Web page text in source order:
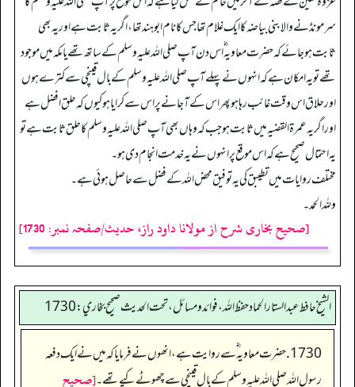
سر مونڈنے والا بنی بیاضہ کا ایک غلام تھا جس کا نام ابو ہند تھا، اگر یہ ثابت ہے اور یہ بھی
ثابت ہو جائے کہ حضرت معاویہ ؓ اس دن آپ صلی اللہ علیہ وسلم کے ساتھ تھے یا مکہ میں موجود
تھے تو یہ امکان ہے کہ انہوں نے پہلے آپ صلی اللہ علیہ وسلم کے بال قینچی سے کترے ہوں
اور حلاق اس وقت غائب رہاہو پھر اس کے آجانے پر اس سے کرایا ہو کیوں کہ حلق افضل ہے
اور اگر یہ عمرۃ القضیہ میں ثابت ہو جب کہ وہاں بھی آپ صلی اللہ علیہ وسلم کا حلق ثابت ہے تو
یہ احتمال صحیح ہے کہ اس موقع پر انہوں نے یہ خدمت انجام دی ہو۔
مختلف روایات میں تطیبق کی یہ توفیق محض اللہ کے فضل سے حاصل ہوئی ہے۔
و للہ الحمد۔
[صحیح بخاری شرح از مولانا داود راز، حدیث/صفحہ نمبر: 1730]
الشيخ حافط عبدالستار الحماد حفظ الله، فوائد و مسائل، تحت الحديث صحيح بخاري:1730
1730. حضرت معاویہ ؓ سے روایت ہے، انھوں نے فرمایا کہ میں نے ایک دفعہ
رسول اللہ صلی اللہ علیہ وسلم کے بال قینچی سے چھوٹے کیے تھے۔[صحيح